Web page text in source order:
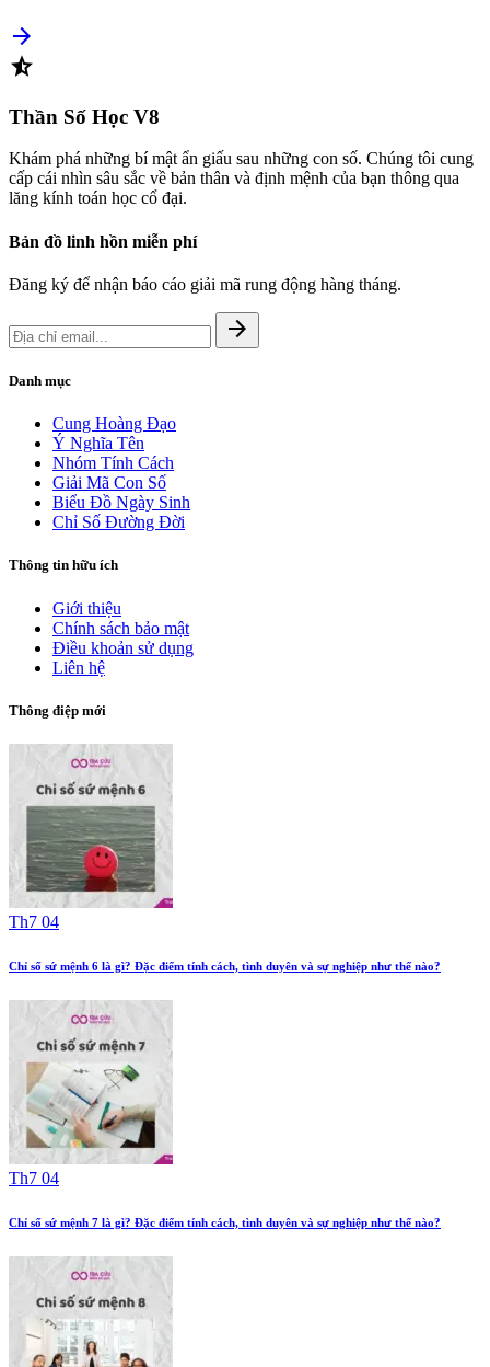
arrow_forward
star_half
Thần Số Học V8
Khám phá những bí mật ẩn giấu sau những con số. Chúng tôi cung
cấp cái nhìn sâu sắc về bản thân và định mệnh của bạn thông qua
lăng kính toán học cổ đại.
Bản đồ linh hồn miễn phí
Đăng ký để nhận báo cáo giải mã rung động hàng tháng.
arrow_forward
Danh mục
Cung Hoàng Đạo
Ý Nghĩa Tên
Nhóm Tính Cách
Giải Mã Con Số
Biểu Đồ Ngày Sinh
Chỉ Số Đường Đời
Thông tin hữu ích
Giới thiệu
Chính sách bảo mật
Điều khoản sử dụng
Liên hệ
Thông điệp mới
Th7 04
Chỉ số sứ mệnh 6 là gì? Đặc điểm tính cách, tình duyên và sự nghiệp như thế nào?
Th7 04
Chỉ số sứ mệnh 7 là gì? Đặc điểm tính cách, tình duyên và sự nghiệp như thế nào?